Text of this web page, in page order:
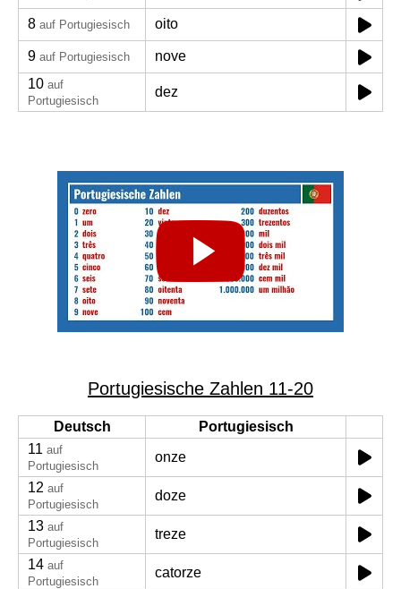
8 auf Portugiesisch oito
9 auf Portugiesisch
nove
10 auf
Portugiesisch
dez
Portugiesische Zahlen 11-20
Deutsch
Portugiesisch
11 auf
Portugiesisch
onze
12 auf
Portugiesisch
doze
13 auf
Portugiesisch
treze
14 auf
Portugiesisch
catorze